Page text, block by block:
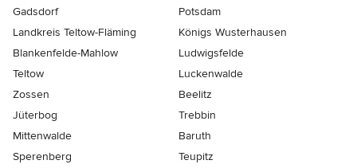
Gadsdorf
Potsdam
Landkreis Teltow-Fläming
Königs Wusterhausen
Blankenfelde-Mahlow
Ludwigsfelde
Teltow
Luckenwalde
Zossen
Beelitz
Jüterbog
Trebbin
Mittenwalde
Baruth
Sperenberg
Teupitz